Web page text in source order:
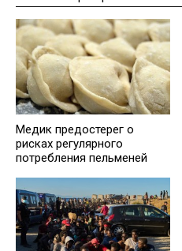
Медик предостерег о
рисках регулярного
потребления пельменей